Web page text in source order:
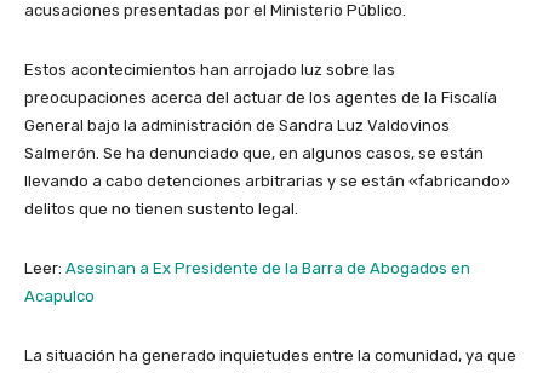
acusaciones presentadas por el Ministerio Público.
Estos acontecimientos han arrojado luz sobre las
preocupaciones acerca del actuar de los agentes de la Fiscalía
General bajo la administración de Sandra Luz Valdovinos
Salmerón. Se ha denunciado que, en algunos casos, se están
llevando a cabo detenciones arbitrarias y se están «fabricando»
delitos que no tienen sustento legal.
Leer: Asesinan a Ex Presidente de la Barra de Abogados en
Acapulco
La situación ha generado inquietudes entre la comunidad, ya que